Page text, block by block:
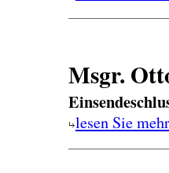
Msgr.
lesen Sie mehr